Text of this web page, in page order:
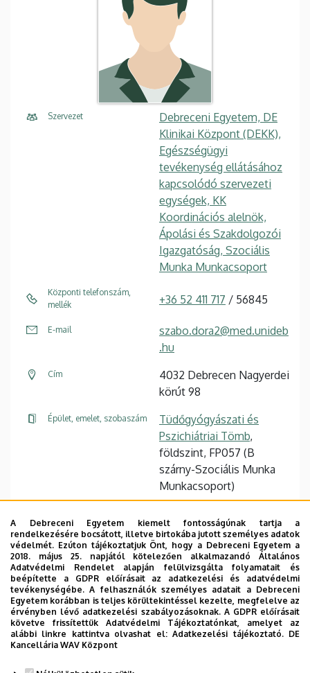
A Debreceni Egyetem kiemelt fontosságúnak tartja a
rendelkezésére bocsátott, illetve birtokába jutott személyes adatok
védelmét. Ezúton tájékoztatjuk Önt, hogy a Debreceni Egyetem a
2018. május 25. napjától kötelezően alkalmazandó Általános
Adatvédelmi Rendelet alapján felülvizsgálta folyamatait és
beépítette a GDPR előírásait az adatkezelési és adatvédelmi
tevékenységébe. A felhasználók személyes adatait a Debreceni
Egyetem korábban is teljes körültekintéssel kezelte, megfelelve az
érvényben lévő adatkezelési szabályozásoknak. A GDPR előírásait
követve frissítettük Adatvédelmi Tájékoztatónkat, amelyet az
alábbi linkre kattintva olvashat el:Adatkezelési tájékoztató. DE
Kancellária WAV Központ
Szervezet
Debreceni Egyetem, DE
Klinikai Központ (DEKK),
Egészségügyi
tevékenység ellátásához
kapcsolódó szervezeti
egységek, KK
Koordinációs alelnök,
Ápolási és Szakdolgozói
Igazgatóság, Szociális
Munka Munkacsoport
Központi telefonszám,
mellék
+36 52 411 717 / 56845
E-mail
szabo.dora2@med.unideb
.hu
Cím
4032 Debrecen Nagyerdei
körút 98
Épület, emelet, szobaszám
Tüdőgyógyászati és
Pszichiátriai Tömb,
földszint, FP057 (B
szárny-Szociális Munka
Munkacsoport)
Website
Dolgozói adatmódosítás igénylése a DE
telefonkönyvében|Külső személyek rögzítése a
DE telefonkönyvében| Súgó|Hibabejelentés